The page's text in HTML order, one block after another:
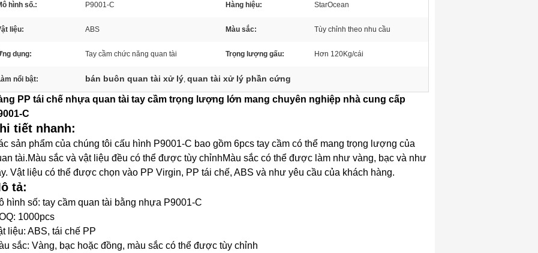
hình số.: P9001-C Hàng hiệu: StarOcean
liệu: ABS Màu sắc: Tùy chỉnh theo nhu cầu
dụng: Tay cầm chức năng quan tài Trọng lượng gấu: Hơn 120Kg/cái
nổi bật: bán buôn quan tài xử lý, quan tài xử lý phần cứng
PP tái chế nhựa quan tài tay cầm trọng lượng lớn mang chuyên nghiệp nhà cung cấp
C
tiết nhanh:
sản phẩm của chúng tôi cấu hình P9001-C bao gồm 6pcs tay cầm có thể mang trọng lượng của
tài.Màu sắc và vật liệu đều có thể được tùy chỉnhMàu sắc có thể được làm như vàng, bạc và như
Vật liệu có thể được chọn vào PP Virgin, PP tái chế, ABS và như yêu cầu của khách hàng.
tả:
hình số: tay cầm quan tài bằng nhựa P9001-C
1000pcs
liệu: ABS, tái chế PP
sắc: Vàng, bạc hoặc đồng, màu sắc có thể được tùy chỉnh